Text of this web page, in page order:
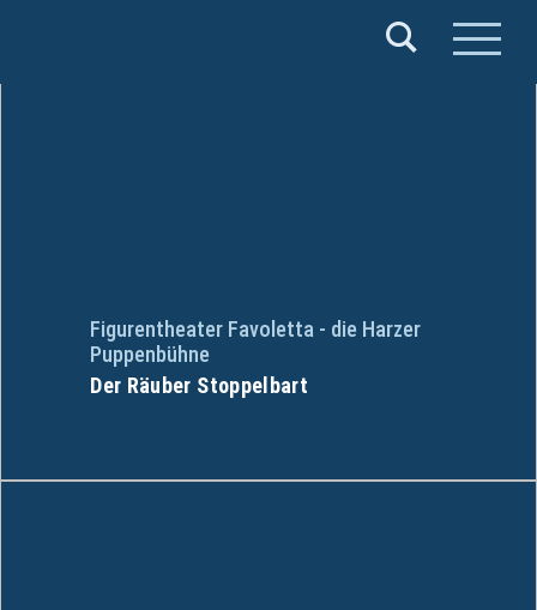
Figurentheater Favoletta - die Harzer
Puppenbühne
Der Räuber Stoppelbart